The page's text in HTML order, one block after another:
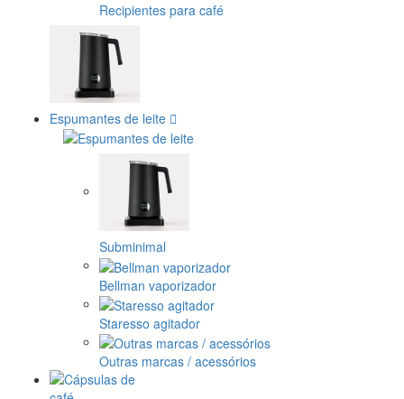
Recipientes para café
Espumantes de leite
Subminimal
Bellman vaporizador
Staresso agitador
Outras marcas / acessórios